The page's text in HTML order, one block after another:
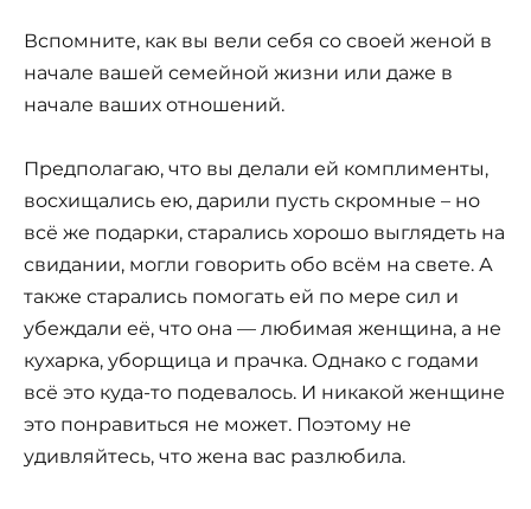
Вспомните, как вы вели себя со своей женой в
начале вашей семейной жизни или даже в
начале ваших отношений.
Предполагаю, что вы делали ей комплименты,
восхищались ею, дарили пусть скромные – но
всё же подарки, старались хорошо выглядеть на
свидании, могли говорить обо всём на свете. А
также старались помогать ей по мере сил и
убеждали её, что она — любимая женщина, а не
кухарка, уборщица и прачка. Однако с годами
всё это куда-то подевалось. И никакой женщине
это понравиться не может. Поэтому не
удивляйтесь, что жена вас разлюбила.